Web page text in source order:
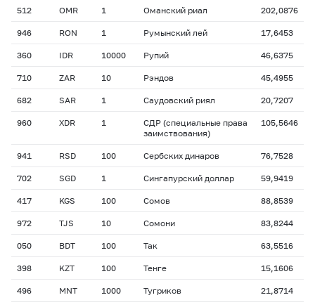
512 OMR 1 Оманский риал 202,0876
946 RON 1 Румынский лей 17,6453
360 IDR 10000 Рупий 46,6375
710 ZAR 10 Рэндов 45,4955
682 SAR 1 Саудовский риял 20,7207
960 XDR 1
СДР (специальные права
заимствования)
105,5646
941 RSD 100 Сербских динаров 76,7528
702 SGD 1 Сингапурский доллар 59,9419
417 KGS 100 Сомов 88,8539
972 TJS 10 Сомони 83,8244
050 BDT 100 Так 63,5516
398 KZT 100 Тенге 15,1606
496 MNT 1000 Тугриков 21,8714